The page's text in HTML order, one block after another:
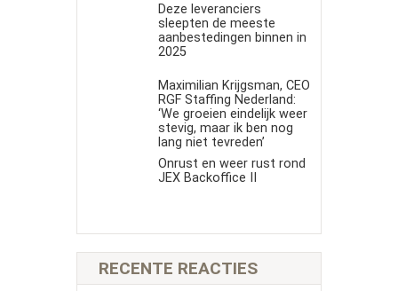
Deze leveranciers
sleepten de meeste
aanbestedingen binnen in
2025
Maximilian Krijgsman, CEO
RGF Staffing Nederland:
‘We groeien eindelijk weer
stevig, maar ik ben nog
lang niet tevreden’
Onrust en weer rust rond
JEX Backoffice II
RECENTE REACTIES